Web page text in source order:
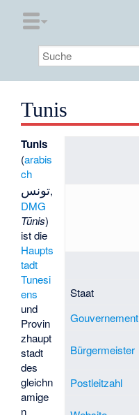
Tunis
Staat
Gouvernement
Bürgermeister
Postleitzahl
Tunis
(arabis
ch
تونس,
DMG
Tūnis)
ist die
Haupts
tadt
Tunesi
ens
und
Provin
zhaupt
stadt
des
gleichn
amige
n